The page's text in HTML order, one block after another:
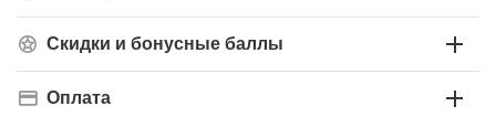
Скидки и бонусные баллы
Оплата